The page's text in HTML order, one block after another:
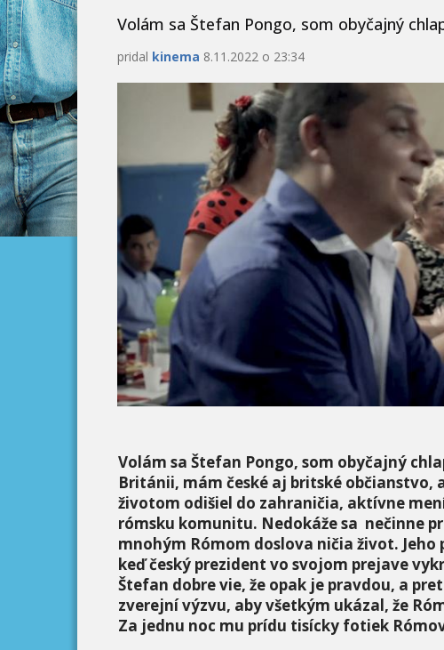
Volám sa Štefan Pongo, som obyčajný
pridal kinema 8.11.2022 o 23:34
Volám sa Štefan Pongo, som obyčajný
Británii, mám české aj britské občianstvo,
životom odišiel do zahraničia, aktívne
rómsku komunitu. Nedokáže sa nečinne
mnohým Rómom doslova ničia život.
keď český prezident vo svojom prejave
Štefan dobre vie, že opak je pravdou, a
zverejní výzvu, aby všetkým ukázal, že
Za jednu noc mu prídu tisícky fotiek